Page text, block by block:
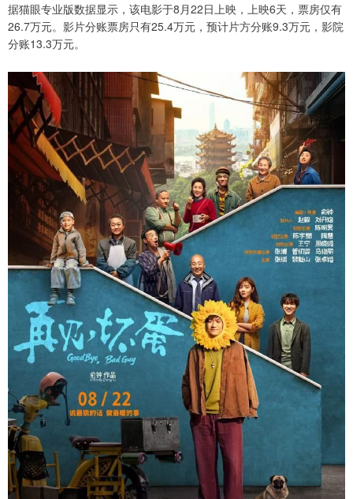
据猫眼专业版数据显示，该电影于8月22日上映，上映6天，票房仅有
26.7万元。影片分账票房只有25.4万元，预计片方分账9.3万元，影院
分账13.3万元。